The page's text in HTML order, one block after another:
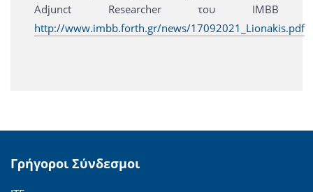
Adjunct Researcher του ΙΜΒΒ
http://www.imbb.forth.gr/news/17092021_Lionakis.pdf
Γρήγοροι Σύνδεσμοι